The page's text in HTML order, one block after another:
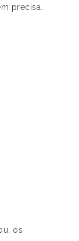
precisa.
os